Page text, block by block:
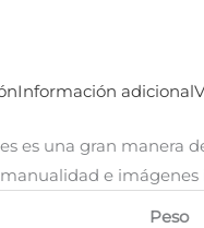
Información adicional
es una gran manera
e
Peso